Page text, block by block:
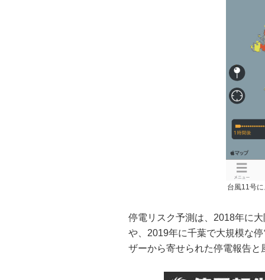
台風11号
停電リスク予測は、2018年に
や、2019年に千葉で大規模な
ザーから寄せられた停電報告